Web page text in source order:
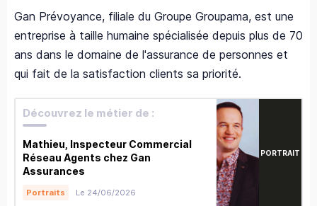
Gan Prévoyance, filiale du Groupe Groupama, est une
entreprise à taille humaine spécialisée depuis plus de 70
ans dans le domaine de l'assurance de personnes et
qui fait de la satisfaction clients sa priorité.
Découvrez le métier de :
Mathieu, Inspecteur Commercial
Réseau Agents chez Gan
Assurances
Portraits Le 24/06/2026
PORTRAIT